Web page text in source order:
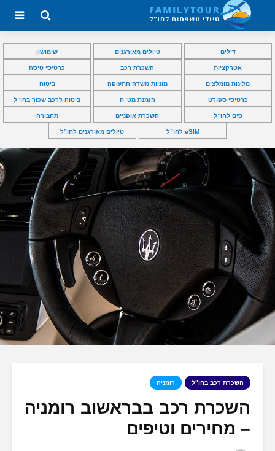
דילים טיולים מאורגנים שימושון
אטרקציות השכרת רכב כרטיסי טיסה
מלונות מומלצים מוניות משדה התעופה ביטוח
כרטיסי ספורט הזמנת מט”ח ביטוח לרכב שכור בחו”ל
סים לחו”ל השכרת אופניים תחבורה
eSIM לחו”ל טיולים מאורגנים לחו”ל
השכרת רכב בחו"ל רומניה
השכרת רכב בבראשוב רומניה
– מחירים וטיפים